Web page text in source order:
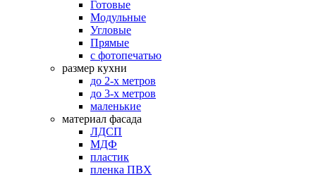
Готовые
Модульные
Угловые
Прямые
с фотопечатью
размер кухни
до 2-х метров
до 3-х метров
маленькие
материал фасада
ЛДСП
МДФ
пластик
пленка ПВХ